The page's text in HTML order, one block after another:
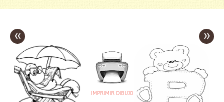
«
IMPRIMIR DIBUJO
»